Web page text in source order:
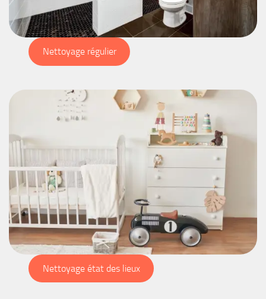
Nettoyage régulier
Nettoyage état des lieux